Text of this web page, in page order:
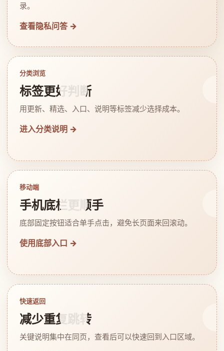
录。
查看隐私问答 →
分类浏览
标签更好判断
用更新、精选、入口、说明等标签减少选择成本。
进入分类说明 →
移动端
手机底栏更顺手
底部固定按钮适合单手点击，避免长页面来回滚动。
使用底部入口 →
快速返回
减少重复跳转
关键说明集中在同页，查看后可以快速回到入口区域。